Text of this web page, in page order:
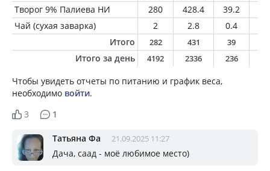
Творог 9% Палиева НИ 280 428.4 39.2
Чай (сухая заварка)
2 2.8 0.4
Итого
282 431 39
Итого за день 4192 2336 236
Чтобы увидеть отчеты по питанию и график веса,
необходимо войти.
3
1
Татьяна Фа 21.09.2025 11:27
Дача, саад - моё любимое место)